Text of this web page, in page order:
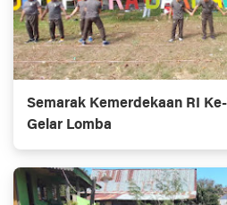
Semarak Kemerdekaan RI
Gelar Lomba